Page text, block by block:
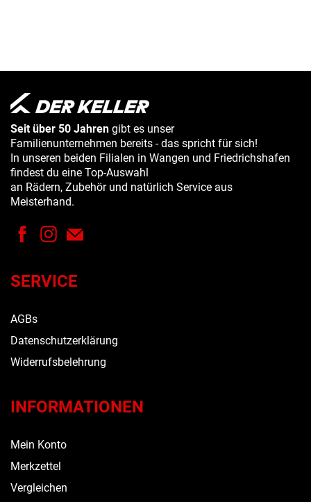
Seit über 50 Jahren gibt es unser
Familienunternehmen bereits - das spricht für sich!
In unseren beiden Filialen in Wangen und Friedrichshafen
findest du eine Top-Auswahl
an Rädern, Zubehör und natürlich Service aus
Meisterhand.
SERVICE
AGBs
Datenschutzerklärung
Widerrufsbelehrung
INFORMATIONEN
Mein Konto
Merkzettel
Vergleichen